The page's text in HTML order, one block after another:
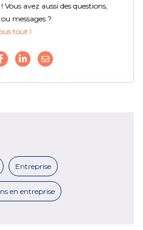
Vous avez aussi des questions,
messages ?
tout !
Entreprise
en entreprise